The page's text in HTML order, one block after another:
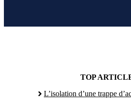
TOP
L’isolation d’une trappe